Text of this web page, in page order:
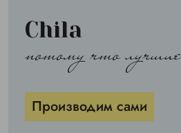
Chila
потому что лучшие
Производим сами